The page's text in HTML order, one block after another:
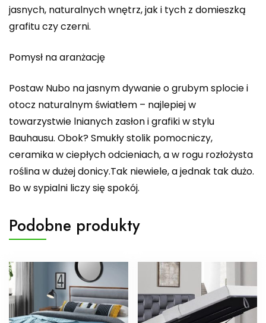
jasnych, naturalnych wnętrz, jak i tych z domieszką
grafitu czy czerni.
Pomysł na aranżację
Postaw Nubo na jasnym dywanie o grubym splocie i
otocz naturalnym światłem – najlepiej w
towarzystwie lnianych zasłon i grafiki w stylu
Bauhausu. Obok? Smukły stolik pomocniczy,
ceramika w ciepłych odcieniach, a w rogu rozłożysta
roślina w dużej donicy.Tak niewiele, a jednak tak dużo.
Bo w sypialni liczy się spokój.
Podobne produkty